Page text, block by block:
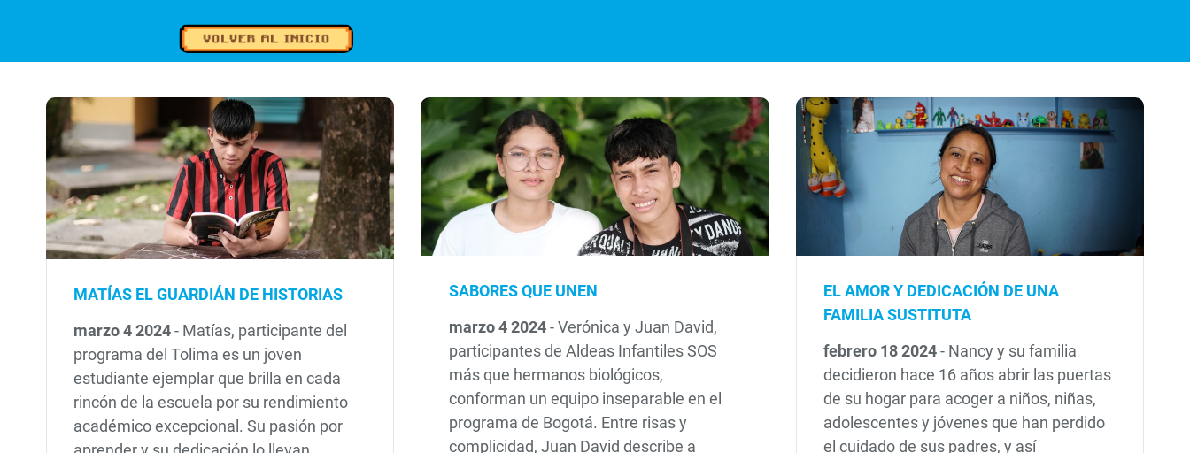
MATÍAS EL GUARDIÁN DE HISTORIAS
marzo 4 2024- Matías, participante del
programa del Tolima es un joven
estudiante ejemplar que brilla en cada
rincón de la escuela por su rendimiento
académico excepcional. Su pasión por
SABORES QUE UNEN
marzo 4 2024-Verónica y Juan David,
participantes de Aldeas Infantiles SOS
más que hermanos biológicos,
conforman un equipo inseparable en el
programa de Bogotá. Entre risas y
complicidad, Juan David describe a
EL AMOR Y DEDICACIÓN DE UNA
FAMILIA SUSTITUTA
febrero 18 2024- Nancy y su familia
decidieron hace 16 años abrir las puertas
de su hogar para acoger a niños, niñas,
adolescentes y jóvenes que han perdido
el cuidado de sus padres, y así